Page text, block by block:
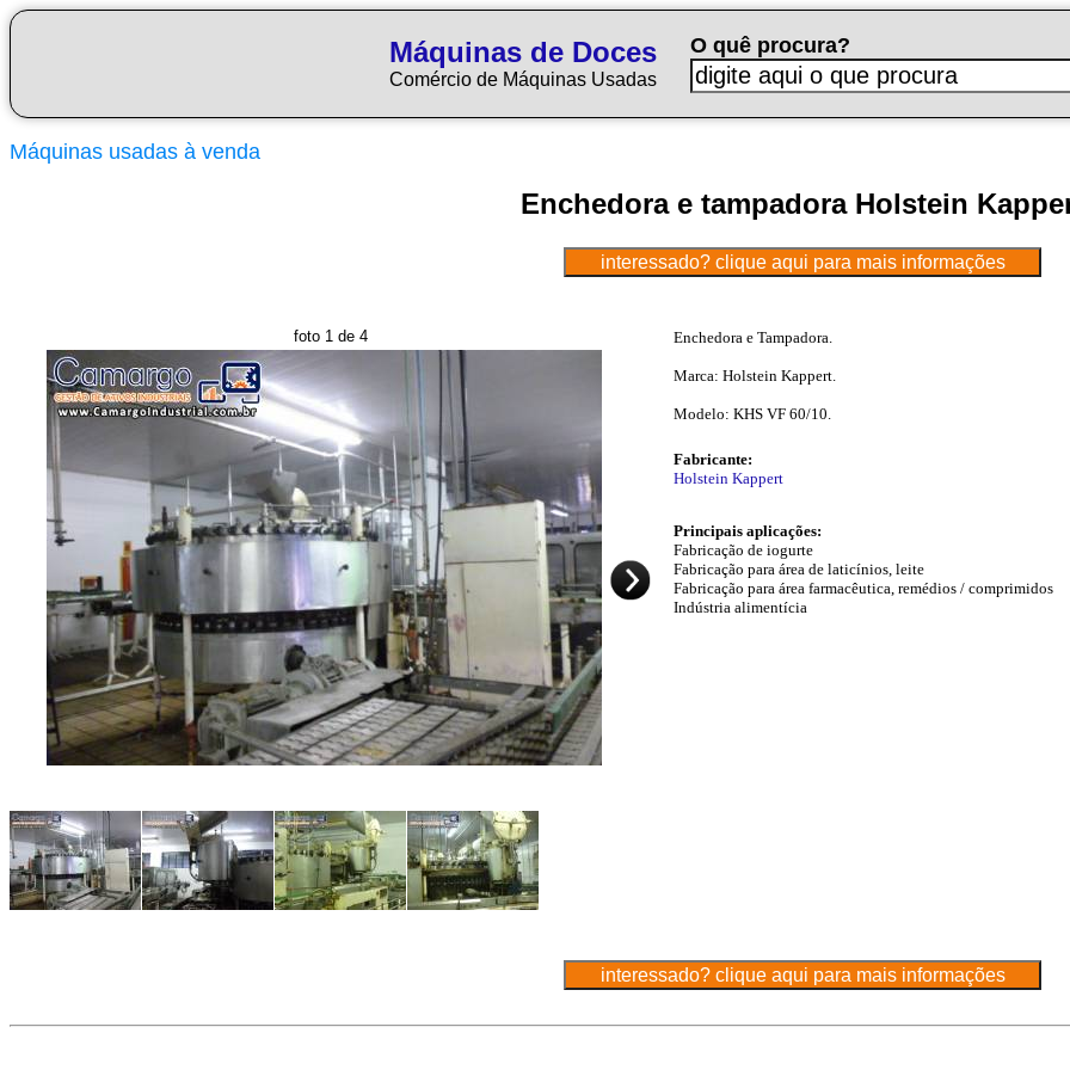
Máquinas de Doces
Comércio de Máquinas Usadas
O quê procura?
Máquinas usadas à venda
Enchedora e tampadora Holstein
foto 1 de 4 Enchedora e Tampadora.
Marca: Holstein Kappert.
Modelo: KHS VF 60/10.
Fabricante:
Holstein Kappert
Principais aplicações:
Fabricação de iogurte
Fabricação para área de laticínios, leite
Fabricação para área farmacêutica, remédios / comprimidos
Indústria alimentícia